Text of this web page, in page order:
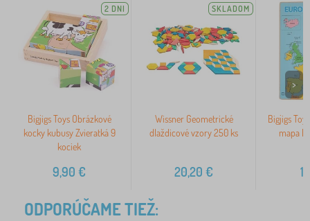
2 DNI
Bigjigs Toys Obrázkové
kocky kubusy Zvieratká 9
kociek
9,90 €
SKLADOM
Wissner Geometrické
dlaždicové vzory 250 ks
20,20 €
Bigjigs
mapa
>
ODPORÚČAME TIEŽ: